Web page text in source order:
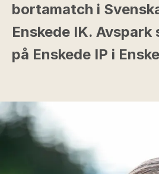
bortamatch i
Enskede IK. Avspark
på Enskede IP i